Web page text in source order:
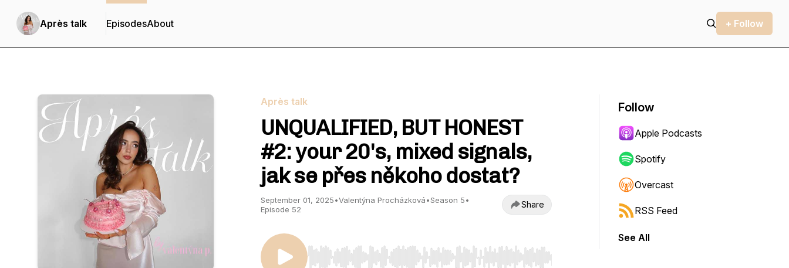
Après talk EpisodesAbout + Follow
Après talk
UNQUALIFIED, BUT HONEST
#2: your 20's, mixed signals,
jak se přes někoho dostat?
September 01, 2025•Valentýna Procházková•Season 5•
Episode 52
Share
Use Left/Right to seek, Home/End to jump to start or end. Hold shift to jump forward or backward.
Follow
Apple Podcasts
Spotify
Overcast
RSS Feed
See All